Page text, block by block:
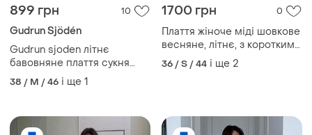
899 грн 10
Gudrun Sjödén
Gudrun sjoden літнє
бавовняне плаття сукня
бавовна міді дизайнерська
на гудзиках оверсайз
38 / M / 46 і ще 1
1700 грн 0
Плаття жіноче міді шовкове
весняне, літнє, з короткими
рукавами, дизайнерське
блакитне принт
36 / S / 44 і ще 2